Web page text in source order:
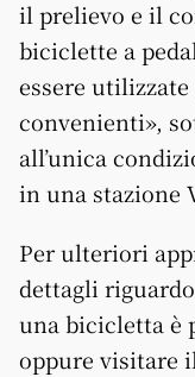
il prelievo e il
biciclette a
essere utilizzate
convenienti»,
all’unica
in una stazione
Per ulteriori
dettagli
una bicicletta è
oppure visitare